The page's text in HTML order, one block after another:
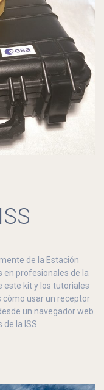
de la Estación
en profesionales de la
este kit y los tutoriales
cómo usar un receptor
un navegador web
la ISS.